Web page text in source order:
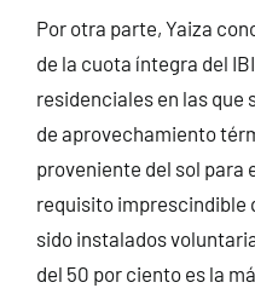
Por otra parte, Yaiza
de la cuota íntegra del
residenciales en las que
de aprovechamiento
proveniente del sol para
requisito imprescindible
sido instalados
del 50 por ciento es la